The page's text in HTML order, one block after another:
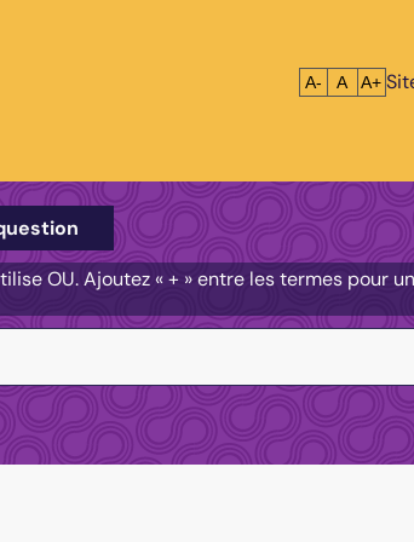
Réduire le
A- A A+
OU. Ajoutez « + » entre les termes pour